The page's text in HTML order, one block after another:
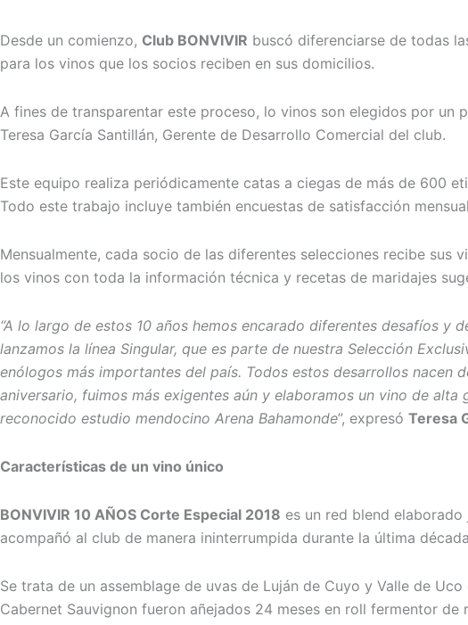
Desde un comienzo, Club BONVIVIR buscó diferenciarse de todas
para los vinos que los socios reciben en sus domicilios.
A fines de transparentar este proceso, lo vinos son elegidos por
Teresa García Santillán, Gerente de Desarrollo Comercial del club.
Este equipo realiza periódicamente catas a ciegas de más de 600
Todo este trabajo incluye también encuestas de satisfacción
Mensualmente, cada socio de las diferentes selecciones recibe sus
los vinos con toda la información técnica y recetas de maridajes
“A lo largo de estos 10 años hemos encarado diferentes desafíos y
lanzamos la línea Singular, que es parte de nuestra Selección
enólogos más importantes del país. Todos estos desarrollos nacen
aniversario, fuimos más exigentes aún y elaboramos un vino de
reconocido estudio mendocino Arena Bahamonde”, expresó Teresa
Características de un vino único
BONVIVIR 10 AÑOS Corte Especial 2018 es un red blend
acompañó al club de manera ininterrumpida durante la última
Se trata de un assemblage de uvas de Luján de Cuyo y Valle de
Cabernet Sauvignon fueron añejados 24 meses en roll fermentor